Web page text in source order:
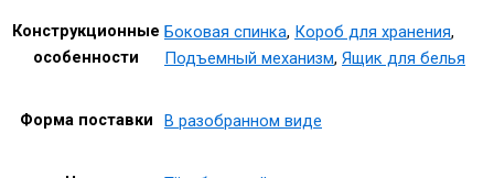
Конструкционные
особенности
Боковая спинка, Короб для хранения,
Подъемный механизм, Ящик для белья
Форма поставки В разобранном виде